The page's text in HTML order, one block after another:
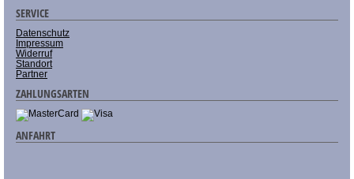
SERVICE
Datenschutz
Impressum
Widerruf
Standort
Partner
ZAHLUNGSARTEN
ANFAHRT